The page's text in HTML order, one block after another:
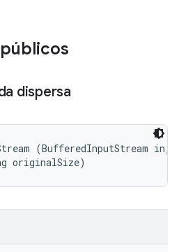
dispersa
(BufferedInputStream in,
originalSize)